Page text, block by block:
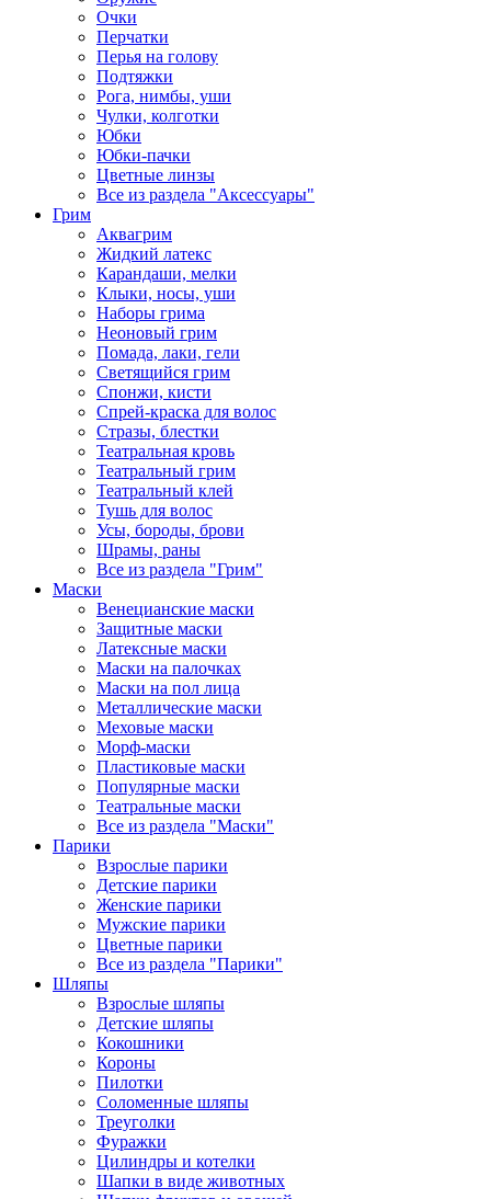
Очки
Перчатки
Перья на голову
Подтяжки
Рога, нимбы, уши
Чулки, колготки
Юбки
Юбки-пачки
Цветные линзы
Все из раздела "Аксессуары"
Грим
Аквагрим
Жидкий латекс
Карандаши, мелки
Клыки, носы, уши
Наборы грима
Неоновый грим
Помада, лаки, гели
Светящийся грим
Спонжи, кисти
Спрей-краска для волос
Стразы, блестки
Театральная кровь
Театральный грим
Театральный клей
Тушь для волос
Усы, бороды, брови
Шрамы, раны
Все из раздела "Грим"
Маски
Венецианские маски
Защитные маски
Латексные маски
Маски на палочках
Маски на пол лица
Металлические маски
Меховые маски
Морф-маски
Пластиковые маски
Популярные маски
Театральные маски
Все из раздела "Маски"
Парики
Взрослые парики
Детские парики
Женские парики
Мужские парики
Цветные парики
Все из раздела "Парики"
Шляпы
Взрослые шляпы
Детские шляпы
Кокошники
Короны
Пилотки
Соломенные шляпы
Треуголки
Фуражки
Цилиндры и котелки
Шапки в виде животных